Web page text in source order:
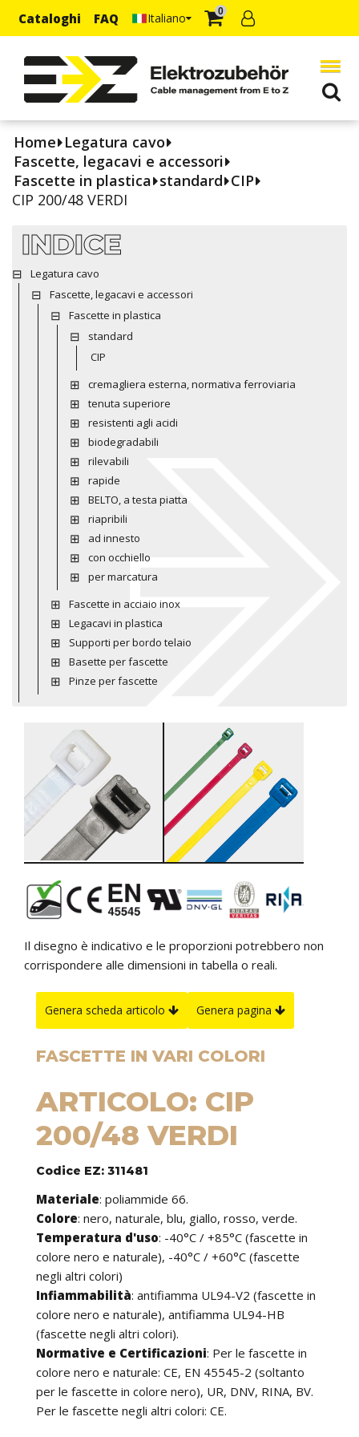
Cataloghi FAQ Italiano 0
Home Legatura cavo
Fascette, legacavi e accessori
Fascette in plastica standard CIP
CIP 200/48 VERDI
INDICE
Legatura cavo
Fascette, legacavi e accessori
Fascette in plastica
standard
CIP
cremagliera esterna, normativa ferroviaria
tenuta superiore
resistenti agli acidi
biodegradabili
rilevabili
rapide
BELTO, a testa piatta
riapribili
ad innesto
con occhiello
per marcatura
Fascette in acciaio inox
Legacavi in plastica
Supporti per bordo telaio
Basette per fascette
Pinze per fascette
Il disegno è indicativo e le proporzioni potrebbero non
corrispondere alle dimensioni in tabella o reali.
Genera scheda articolo Genera pagina
FASCETTE IN VARI COLORI
ARTICOLO: CIP
200/48 VERDI
Codice EZ: 311481
Materiale: poliammide 66.
Colore: nero, naturale, blu, giallo, rosso, verde.
Temperatura d'uso: -40°C / +85°C (fascette in
colore nero e naturale), -40°C / +60°C (fascette
negli altri colori)
Infiammabilità: antifiamma UL94-V2 (fascette in
colore nero e naturale), antifiamma UL94-HB
(fascette negli altri colori).
Normative e Certificazioni: Per le fascette in
colore nero e naturale: CE, EN 45545-2 (soltanto
per le fascette in colore nero), UR, DNV, RINA, BV.
Per le fascette negli altri colori: CE.